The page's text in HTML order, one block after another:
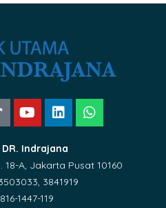
DR. Indrajana
18-A, Jakarta Pusat 10160
3841919
1447-119